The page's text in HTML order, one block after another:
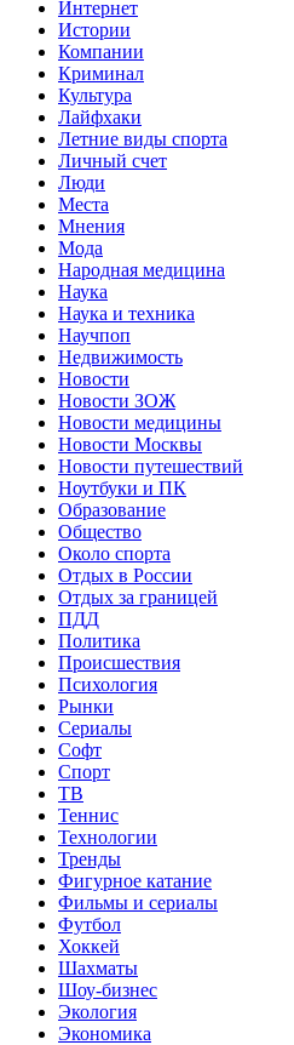
Интернет
Истории
Компании
Криминал
Культура
Лайфхаки
Летние виды спорта
Личный счет
Люди
Места
Мнения
Мода
Народная медицина
Наука
Наука и техника
Научпоп
Недвижимость
Новости
Новости ЗОЖ
Новости медицины
Новости Москвы
Новости путешествий
Ноутбуки и ПК
Образование
Общество
Около спорта
Отдых в России
Отдых за границей
ПДД
Политика
Происшествия
Психология
Рынки
Сериалы
Софт
Спорт
ТВ
Теннис
Технологии
Тренды
Фигурное катание
Фильмы и сериалы
Футбол
Хоккей
Шахматы
Шоу-бизнес
Экология
Экономика